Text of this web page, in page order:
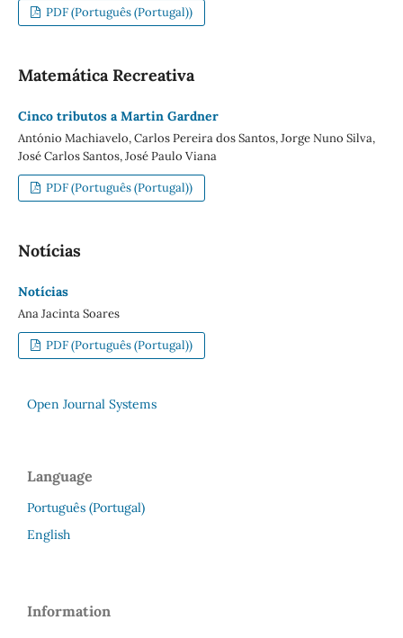
PDF (Português (Portugal))
Matemática Recreativa
Cinco tributos a Martin Gardner
António Machiavelo, Carlos Pereira dos Santos, Jorge Nuno Silva,
José Carlos Santos, José Paulo Viana
PDF (Português (Portugal))
Notícias
Notícias
Ana Jacinta Soares
PDF (Português (Portugal))
Open Journal Systems
Language
Português (Portugal)
English
Information